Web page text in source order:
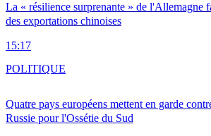
La « résilience surprenante » de l'Allemagne
des exportations chinoises
15:17
Quatre pays européens mettent en garde
Russie pour l'Ossétie du Sud
POLITIQUE